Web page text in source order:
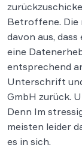
Betroffene. Die
davon aus,
eine
entsprechend
Unterschrift
GmbH zurück.
Denn Im
meisten leider
es in sich.